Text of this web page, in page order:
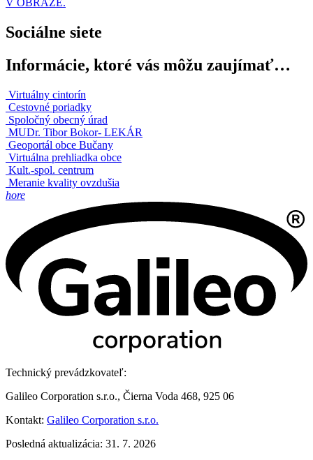
V OBRAZE.
Sociálne siete
Informácie, ktoré vás môžu zaujímať…
Virtuálny cintorín
Cestovné poriadky
Spoločný obecný úrad
MUDr. Tibor Bokor- LEKÁR
Geoportál obce Bučany
Virtuálna prehliadka obce
Kult.-spol. centrum
Meranie kvality ovzdušia
hore
Technický prevádzkovateľ:
Galileo Corporation s.r.o., Čierna Voda 468, 925 06
Kontakt: Galileo Corporation s.r.o.
Posledná aktualizácia: 31. 7. 2026